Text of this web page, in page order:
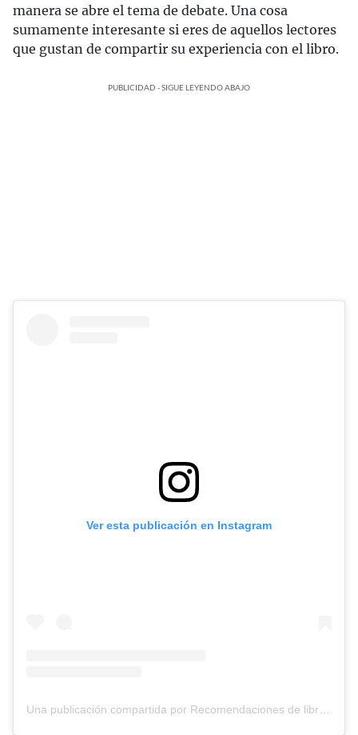
manera se abre el tema de debate. Una cosa
sumamente interesante si eres de aquellos lectores
que gustan de compartir su experiencia con el libro.
PUBLICIDAD - SIGUE LEYENDO ABAJO
Ver esta publicación en Instagram